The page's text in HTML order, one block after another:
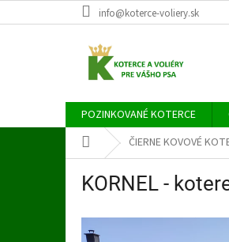
na
info@koterce-voliery.sk
POZINKOVANÉ KOTERCE
Domov ČIERNE KOVOVÉ
KORNEL -